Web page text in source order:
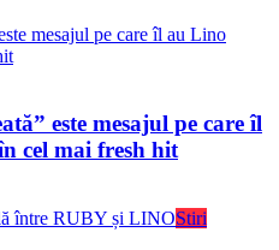
este mesajul pe care îl
cel mai fresh hit
Stiri